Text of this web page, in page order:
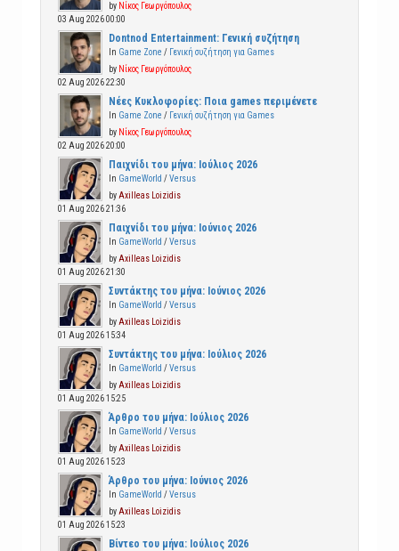
by Νίκος Γεωργόπουλος
03 Aug 2026 00:00
Dontnod Entertainment: Γενική συζήτηση
In Game Zone / Γενική συζήτηση για Games
by Νίκος Γεωργόπουλος
02 Aug 2026 22:30
Νέες Κυκλοφορίες: Ποια games περιμένετε
In Game Zone / Γενική συζήτηση για Games
by Νίκος Γεωργόπουλος
02 Aug 2026 20:00
Παιχνίδι του μήνα: Ιούλιος 2026
In GameWorld /Versus
by Axilleas Loizidis
01 Aug 2026 21:36
Παιχνίδι του μήνα: Ιούνιος 2026
In GameWorld /Versus
by Axilleas Loizidis
01 Aug 2026 21:30
Συντάκτης του μήνα: Ιούνιος 2026
In GameWorld /Versus
by Axilleas Loizidis
01 Aug 2026 15:34
Συντάκτης του μήνα: Ιούλιος 2026
In GameWorld /Versus
by Axilleas Loizidis
01 Aug 2026 15:25
Άρθρο του μήνα: Ιούλιος 2026
In GameWorld /Versus
by Axilleas Loizidis
01 Aug 2026 15:23
Άρθρο του μήνα: Ιούνιος 2026
In GameWorld /Versus
by Axilleas Loizidis
01 Aug 2026 15:23
Βίντεο του μήνα: Ιούλιος 2026